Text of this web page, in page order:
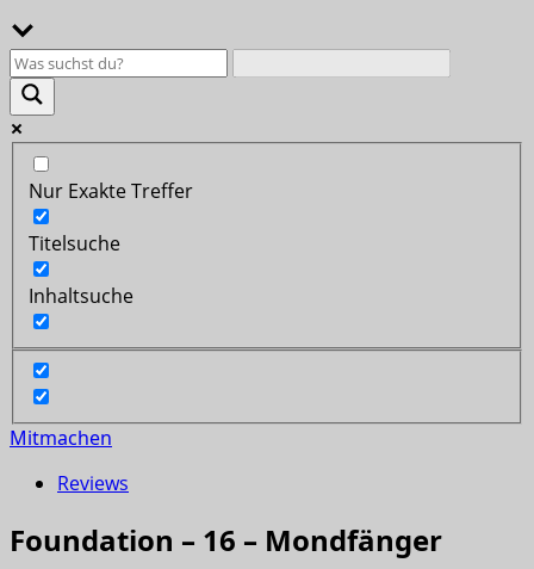
Nur Exakte Treffer
Titelsuche
Inhaltsuche
Mitmachen
Reviews
Foundation – 16 – Mondfänger